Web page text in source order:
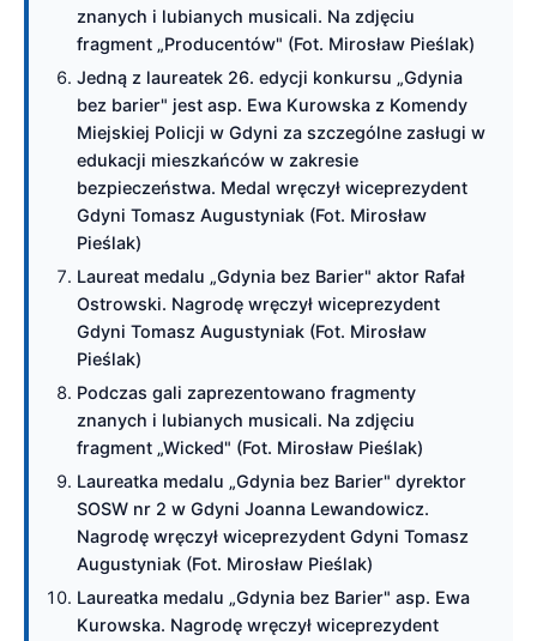
znanych i lubianych musicali. Na zdjęciu
fragment „Producentów" (Fot. Mirosław Pieślak)
Jedną z laureatek 26. edycji konkursu „Gdynia
bez barier" jest asp. Ewa Kurowska z Komendy
Miejskiej Policji w Gdyni za szczególne zasługi w
edukacji mieszkańców w zakresie
bezpieczeństwa. Medal wręczył wiceprezydent
Gdyni Tomasz Augustyniak (Fot. Mirosław
Pieślak)
Laureat medalu „Gdynia bez Barier" aktor Rafał
Ostrowski. Nagrodę wręczył wiceprezydent
Gdyni Tomasz Augustyniak (Fot. Mirosław
Pieślak)
Podczas gali zaprezentowano fragmenty
znanych i lubianych musicali. Na zdjęciu
fragment „Wicked" (Fot. Mirosław Pieślak)
Laureatka medalu „Gdynia bez Barier" dyrektor
SOSW nr 2 w Gdyni Joanna Lewandowicz.
Nagrodę wręczył wiceprezydent Gdyni Tomasz
Augustyniak (Fot. Mirosław Pieślak)
Laureatka medalu „Gdynia bez Barier" asp. Ewa
Kurowska. Nagrodę wręczył wiceprezydent